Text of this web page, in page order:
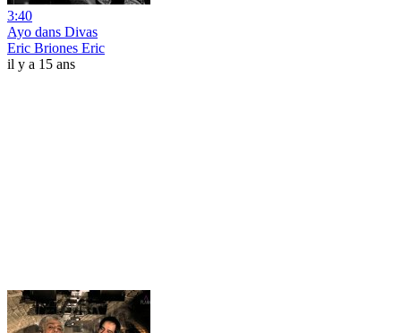
3:40
Ayo dans Divas
Eric Briones Eric
il y a 15 ans